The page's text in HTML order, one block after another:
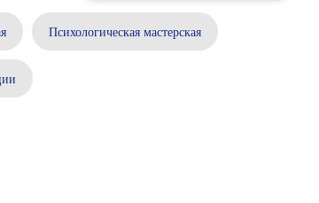
Психологическая мастерская